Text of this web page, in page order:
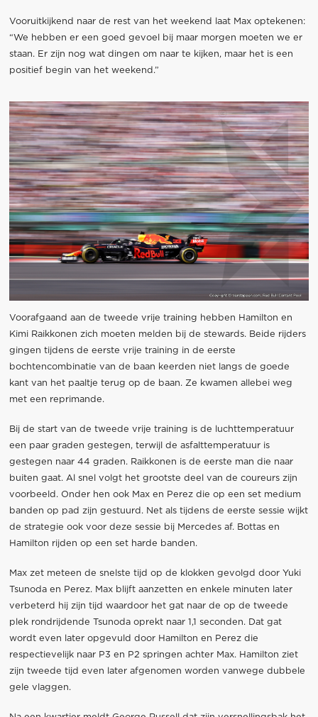
Vooruitkijkend naar de rest van het weekend laat Max optekenen:
“We hebben er een goed gevoel bij maar morgen moeten we er
staan. Er zijn nog wat dingen om naar te kijken, maar het is een
positief begin van het weekend.”
Voorafgaand aan de tweede vrije training hebben Hamilton en
Kimi Raikkonen zich moeten melden bij de stewards. Beide rijders
gingen tijdens de eerste vrije training in de eerste
bochtencombinatie van de baan keerden niet langs de goede
kant van het paaltje terug op de baan. Ze kwamen allebei weg
met een reprimande.
Bij de start van de tweede vrije training is de luchttemperatuur
een paar graden gestegen, terwijl de asfalttemperatuur is
gestegen naar 44 graden. Raikkonen is de eerste man die naar
buiten gaat. Al snel volgt het grootste deel van de coureurs zijn
voorbeeld. Onder hen ook Max en Perez die op een set medium
banden op pad zijn gestuurd. Net als tijdens de eerste sessie wijkt
de strategie ook voor deze sessie bij Mercedes af. Bottas en
Hamilton rijden op een set harde banden.
Max zet meteen de snelste tijd op de klokken gevolgd door Yuki
Tsunoda en Perez. Max blijft aanzetten en enkele minuten later
verbeterd hij zijn tijd waardoor het gat naar de op de tweede
plek rondrijdende Tsunoda oprekt naar 1,1 seconden. Dat gat
wordt even later opgevuld door Hamilton en Perez die
respectievelijk naar P3 en P2 springen achter Max. Hamilton ziet
zijn tweede tijd even later afgenomen worden vanwege dubbele
gele vlaggen.